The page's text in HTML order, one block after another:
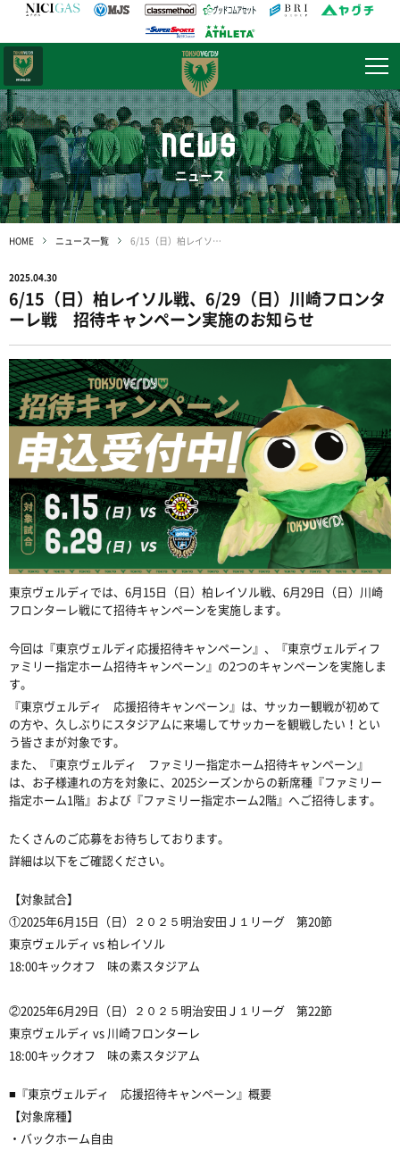
NEWS
ニュース
HOME ニュース一覧 6/15（日）柏レイソル戦、6/29（日）川崎フロンターレ戦 招待キャンペーン実施のお知らせ
2025.04.30
6/15（日）柏レイソル戦、6/29（日）川崎フロンタ
ーレ戦 招待キャンペーン実施のお知らせ
東京ヴェルディでは、6月15日（日）柏レイソル戦、6月29日（日）川崎
フロンターレ戦にて招待キャンペーンを実施します。
今回は『東京ヴェルディ応援招待キャンペーン』、『東京ヴェルディフ
ァミリー指定ホーム招待キャンペーン』の2つのキャンペーンを実施しま
す。
『東京ヴェルディ 応援招待キャンペーン』は、サッカー観戦が初めて
の方や、久しぶりにスタジアムに来場してサッカーを観戦したい！とい
う皆さまが対象です。
また、『東京ヴェルディ ファミリー指定ホーム招待キャンペーン』
は、お子様連れの方を対象に、2025シーズンからの新席種『ファミリー
指定ホーム1階』および『ファミリー指定ホーム2階』へご招待します。
たくさんのご応募をお待ちしております。
詳細は以下をご確認ください。
【対象試合】
①2025年6月15日（日）２０２５明治安田Ｊ１リーグ 第20節
東京ヴェルディ vs 柏レイソル
18:00キックオフ 味の素スタジアム
②2025年6月29日（日）２０２５明治安田Ｊ１リーグ 第22節
東京ヴェルディ vs 川崎フロンターレ
18:00キックオフ 味の素スタジアム
■『東京ヴェルディ 応援招待キャンペーン』概要
【対象席種】
・バックホーム自由